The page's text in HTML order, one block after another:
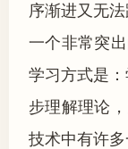
序渐进又无
一个非常突
学习方式是
步理解理论
技术中有许